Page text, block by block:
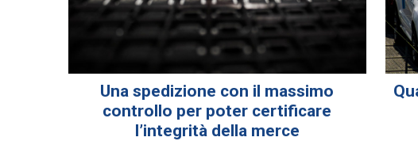
Una spedizione con il massimo
controllo per poter certificare
l’integrità della merce